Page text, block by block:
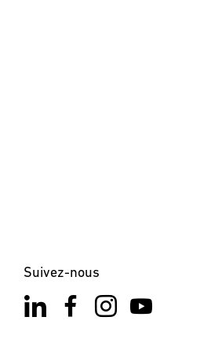
Suivez-nous